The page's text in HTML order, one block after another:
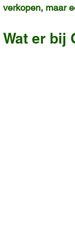
verkopen, maar
Wat er bij